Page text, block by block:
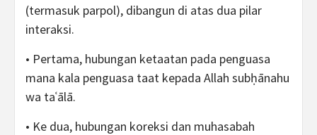
(termasuk parpol), dibangun di atas dua pilar
interaksi.
• Pertama, hubungan ketaatan pada penguasa
mana kala penguasa taat kepada Allah subḥānahu
wa taʿālā.
• Ke dua, hubungan koreksi dan muhasabah